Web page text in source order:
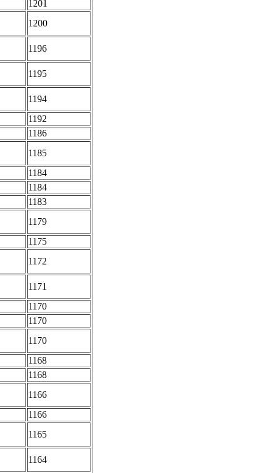
1201
1200
1196
1195
1194
1192
1186
1185
1184
1184
1183
1179
1175
1172
1171
1170
1170
1170
1168
1168
1166
1166
1165
1164